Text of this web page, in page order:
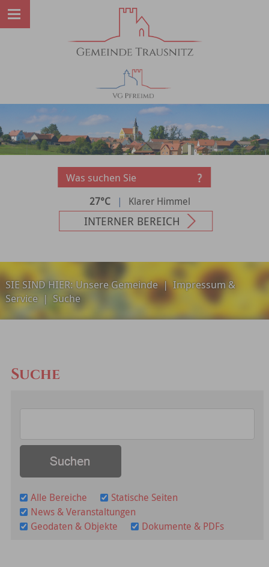
27°C | Klarer Himmel
INTERNER BEREICH
SIE SIND HIER:Unsere Gemeinde|Impressum &
Service | Suche
Suche
Alle Bereiche
Statische Seiten
News & Veranstaltungen
Geodaten & Objekte
Dokumente & PDFs